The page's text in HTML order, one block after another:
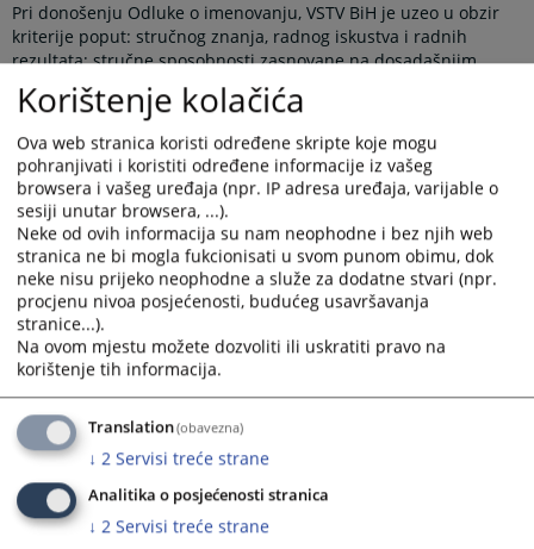
Pri donošenju Odluke o imenovanju, VSTV BiH je uzeo u obzir
kriterije poput: stručnog znanja, radnog iskustva i radnih
rezultata; stručne sposobnosti zasnovane na dosadašnjim
rezultatima u karijeri; sposobnosti da nepristrano, savjesno,
marljivo, odlučno i odgovorno obnaša dužnosti u okviru
funkcije za koju se prijavljuje; odnosa sa radnim kolegama,
ponašanja van posla i profesionalne nepristranosti te iskustva
na rukovodećim poslovima.
Pri imenovanju, VSTV BiH primjenjuje odgovarajuće ustavne
odredbe kojima se uređuju jednaka prava i zastupljenost
konstitutivnih naroda i ostalih, te poštuje ravnomjernu
zastupljenost spolova.
Prikazana vijest je na Hrvatski jezik
Linkovi
VSTV imenovao nositelje pravosudnih funkcija
500PREGLEDA
Korištenje kolačića
Ova web stranica koristi određene skripte koje mogu
pohranjivati i koristiti određene informacije iz vašeg
browsera i vašeg uređaja (npr. IP adresa uređaja, varijable o
sesiji unutar browsera, ...).
Neke od ovih informacija su nam neophodne i bez njih web
stranica ne bi mogla fukcionisati u svom punom obimu, dok
neke nisu prijeko neophodne a služe za dodatne stvari (npr.
procjenu nivoa posjećenosti, budućeg usavršavanja
stranice...).
Na ovom mjestu možete dozvoliti ili uskratiti pravo na
korištenje tih informacija.
Translation(obavezna)
↓ 2 Servisi treće strane
Analitika o posjećenosti stranica
↓ 2 Servisi treće strane